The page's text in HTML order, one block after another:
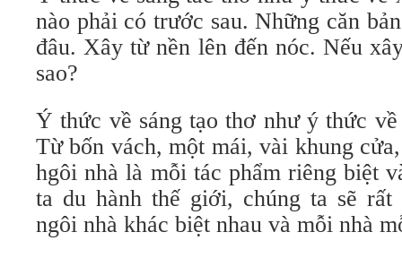
nào phải có trước sau. Những căn
đâu. Xây từ nền lên đến nóc. Nếu
sao?
Ý thức về sáng tạo thơ như ý thức
Từ bốn vách, một mái, vài khung
hgôi nhà là mỗi tác phẩm riêng biệt
ta du hành thế giới, chúng ta sẽ rất
ngôi nhà khác biệt nhau và mỗi nhà